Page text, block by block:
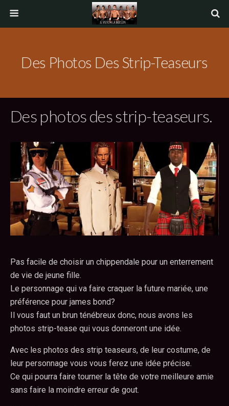
Des Photos Des Strip-Teaseurs
Des photos des strip-teaseurs.
Pas facile de choisir un chippendale pour un enterrement
de vie de jeune fille.
Le personnage qui va faire craquer la future mariée, une
préférence pour james bond?
Il vous faut un brun ténébreux donc, nous avons les
photos strip-tease qui vous donneront une idée.
Avec les photos des strip teaseurs, de leur costume, de
leur personnage vous vous ferez une idée précise.
Ce qui pourra faire tourner la tête de votre meilleure amie
sans faire la moindre erreur de gout.